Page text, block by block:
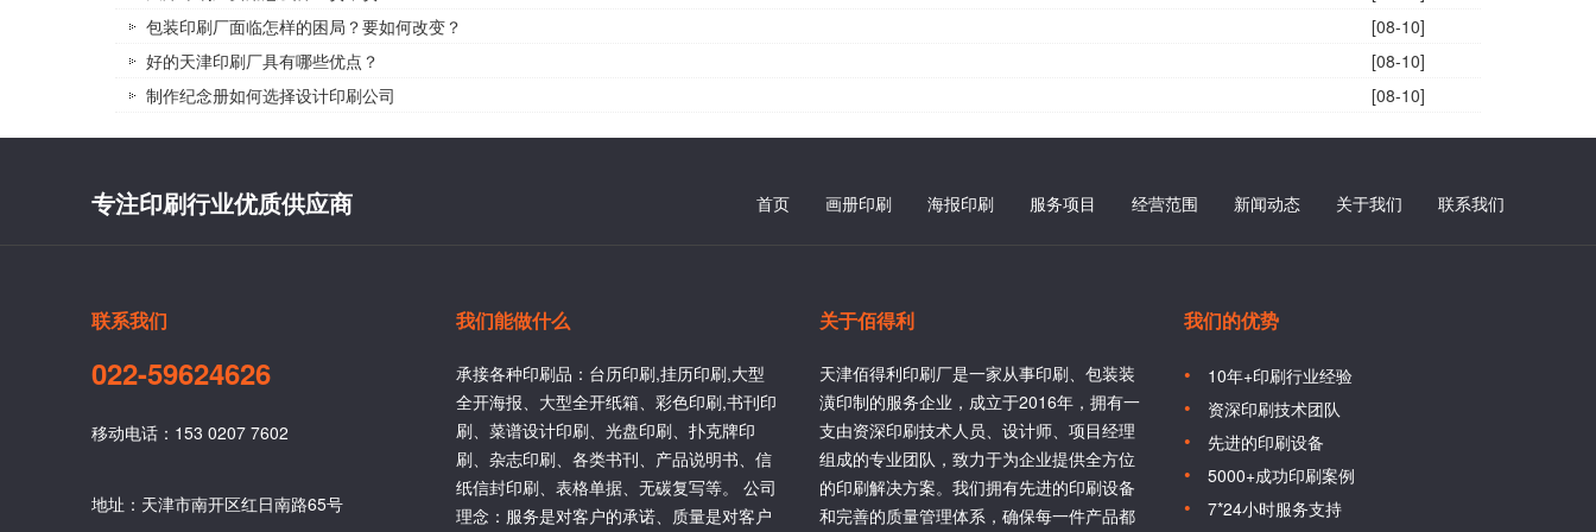
包装印刷厂面临怎样的困局？要如何改变？
[08-10]
好的天津印刷厂具有哪些优点？
[08-10]
制作纪念册如何选择设计印刷公司
[08-10]
专注印刷行业优质供应商 首页 画册印刷 海报印刷 服务项目 经营范围 新闻动态 关于我们 联系我们
联系我们
022-59624626
移动电话：153 0207 7602
地址：天津市南开区红日南路65号
我们能做什么
承接各种印刷品：台历印刷,挂历印刷,大型
全开海报、大型全开纸箱、彩色印刷,书刊印
刷、菜谱设计印刷、光盘印刷、扑克牌印
刷、杂志印刷、各类书刊、产品说明书、信
纸信封印刷、表格单据、无碳复写等。 公司
理念：服务是对客户的承诺、质量是对客户
关于佰得利
天津佰得利印刷厂是一家从事印刷、包装装
潢印制的服务企业，成立于2016年，拥有一
支由资深印刷技术人员、设计师、项目经理
组成的专业团队，致力于为企业提供全方位
的印刷解决方案。我们拥有先进的印刷设备
和完善的质量管理体系，确保每一件产品都
我们的优势
10年+印刷行业经验
资深印刷技术团队
先进的印刷设备
5000+成功印刷案例
7*24小时服务支持